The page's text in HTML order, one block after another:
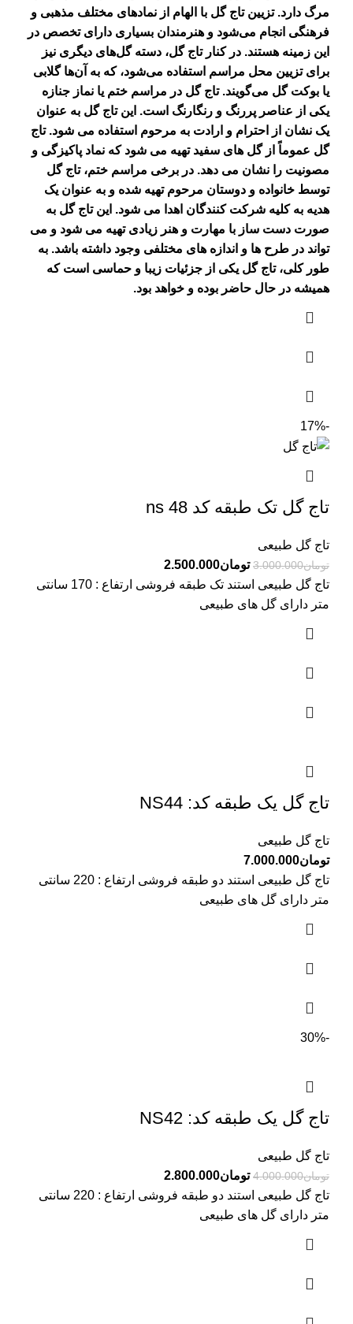
مرگ دارد. تزیین تاج گل با الهام از نمادهای مختلف مذهبی و
فرهنگی انجام می‌شود و هنرمندان بسیاری دارای تخصص در
این زمینه هستند. در کنار تاج گل، دسته گل‌های دیگری نیز
برای تزیین محل مراسم استفاده می‌شود، که به آن‌ها گلابی
یا بوکت گل می‌گویند. تاج گل در مراسم ختم یا نماز جنازه
یکی از عناصر پررنگ و رنگارنگ است. این تاج گل به عنوان
یک نشان از احترام و ارادت به مرحوم استفاده می شود. تاج
گل عموماً از گل های سفید تهیه می شود که نماد پاکیزگی و
مصونیت را نشان می دهد. در برخی مراسم ختم، تاج گل
توسط خانواده و دوستان مرحوم تهیه شده و به عنوان یک
هدیه به کلیه شرکت کنندگان اهدا می شود. این تاج گل به
صورت دست ساز با مهارت و هنر زیادی تهیه می شود و می
تواند در طرح ها و اندازه های مختلفی وجود داشته باشد. به
طور کلی، تاج گل یکی از جزئیات زیبا و حماسی است که
همیشه در حال حاضر بوده و خواهد بود.
-17%
تاج گل تک طبقه کد ns 48
تاج گل طبیعی
تومان3.000.000 تومان2.500.000
تاج گل طبیعی استند تک طبقه فروشی ارتفاع : 170 سانتی
متر دارای گل های طبیعی
تاج گل یک طبقه کد: NS44
تاج گل طبیعی
تومان7.000.000
تاج گل طبیعی استند دو طبقه فروشی ارتفاع : 220 سانتی
متر دارای گل های طبیعی
-30%
تاج گل یک طبقه کد: NS42
تاج گل طبیعی
تومان4.000.000 تومان2.800.000
تاج گل طبیعی استند دو طبقه فروشی ارتفاع : 220 سانتی
متر دارای گل های طبیعی